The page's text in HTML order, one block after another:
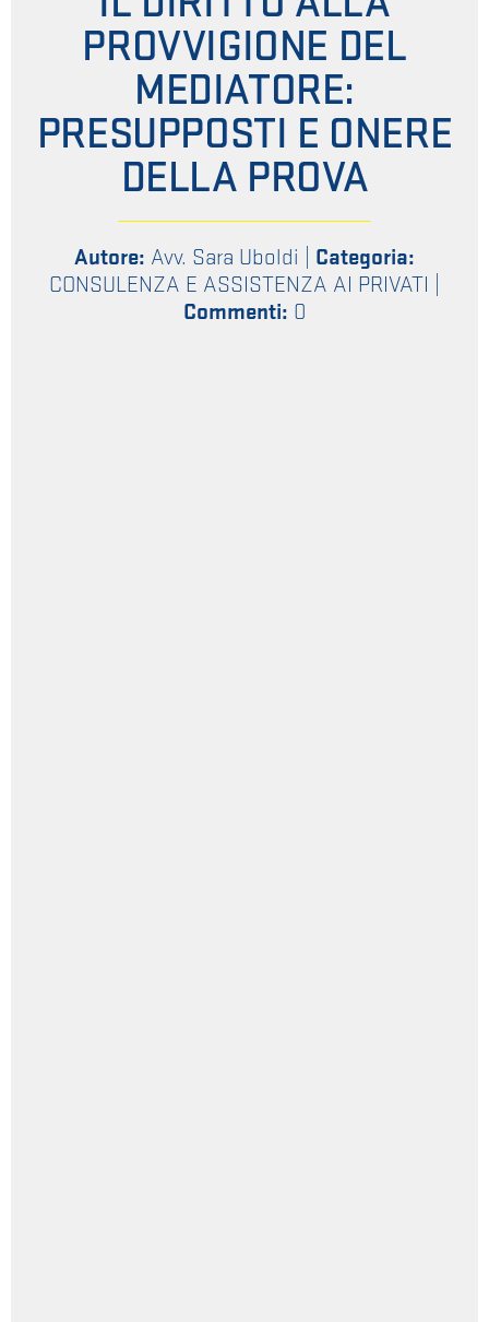
PROVVIGIONE DEL
MEDIATORE:
PRESUPPOSTI E ONERE
DELLA PROVA
Autore: Avv. Sara Uboldi
Categoria:
CONSULENZA E ASSISTENZA AI PRIVATI
Commenti: 0